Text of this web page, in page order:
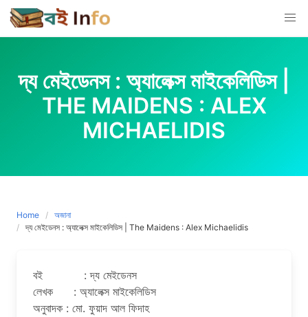
Skip
to
content
দ্য মেইডেনস : অ্যালেক্স মাইকেলিডিস |
THE MAIDENS : ALEX
MICHAELIDIS
Home
অজানা
দ্য মেইডেনস : অ্যালেক্স মাইকেলিডিস | The Maidens : Alex Michaelidis
বই : দ্য মেইডেনস
লেখক : অ্যালেক্স মাইকেলিডিস
অনুবাদক : মো. ফুয়াদ আল ফিদাহ